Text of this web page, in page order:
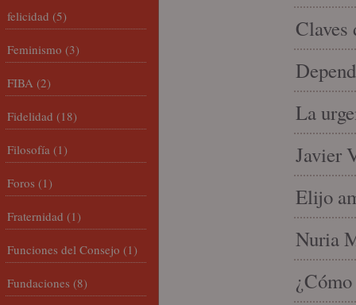
Claves
La
Javier
Elijo
Nuria
felicidad (5)
Feminismo (3)
FIBA (2)
Fidelidad (18)
Filosofía (1)
Foros (1)
Fraternidad (1)
Funciones del Consejo (1)
Fundaciones (8)